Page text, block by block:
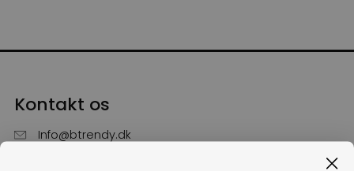
Kontakt os
Info@btrendy.dk